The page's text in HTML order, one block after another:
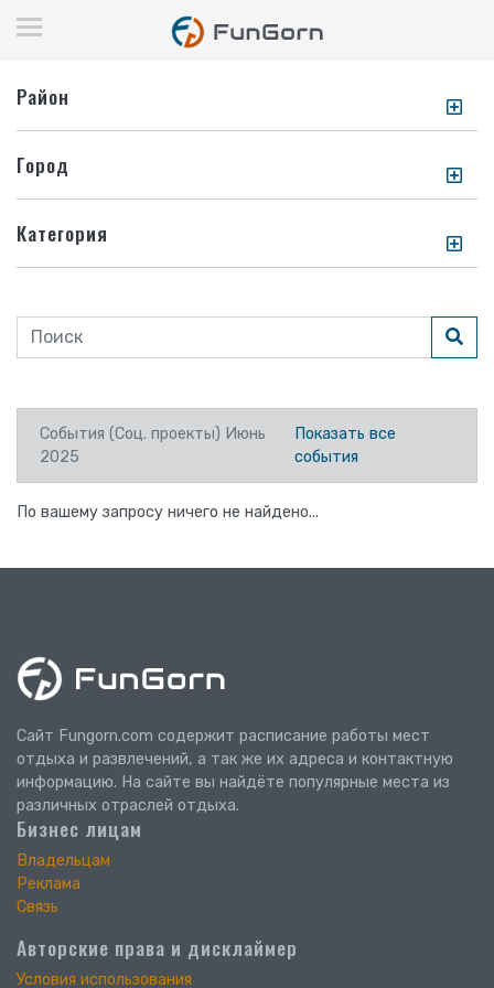
Район
Город
Категория
События (Соц. проекты) Июнь
2025
Показать все
события
По вашему запросу ничего не найдено...
Сайт Fungorn.com содержит расписание работы мест
отдыха и развлечений, а так же их адреса и контактную
информацию. На сайте вы найдёте популярные места из
различных отраслей отдыха.
Бизнес лицам
Владельцам
Реклама
Связь
Авторские права и дисклаймер
Условия использования